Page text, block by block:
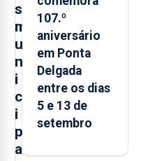
s
m
u
n
i
c
i
p
a
107.º
aniversário
em Ponta
Delgada
entre os dias
5 e 13 de
setembro